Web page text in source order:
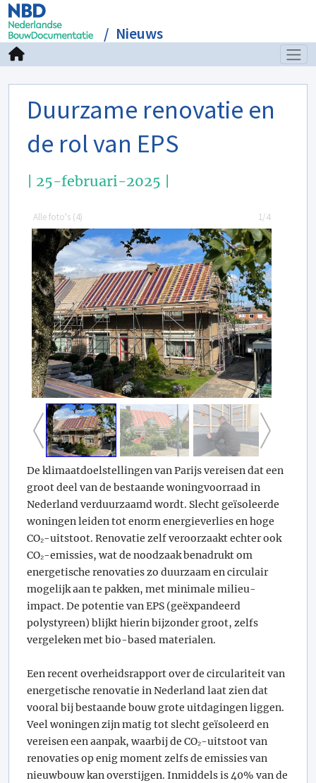
Nieuws
Duurzame renovatie en
de rol van EPS
| 25-februari-2025 |
Alle foto's (4) 1/4
De klimaatdoelstellingen van Parijs vereisen dat een
groot deel van de bestaande woningvoorraad in
Nederland verduurzaamd wordt. Slecht geïsoleerde
woningen leiden tot enorm energieverlies en hoge
CO₂-uitstoot. Renovatie zelf veroorzaakt echter ook
CO₂-emissies, wat de noodzaak benadrukt om
energetische renovaties zo duurzaam en circulair
mogelijk aan te pakken, met minimale milieu-
impact. De potentie van EPS (geëxpandeerd
polystyreen) blijkt hierin bijzonder groot, zelfs
vergeleken met bio-based materialen.
Een recent overheidsrapport over de circulariteit van
energetische renovatie in Nederland laat zien dat
vooral bij bestaande bouw grote uitdagingen liggen.
Veel woningen zijn matig tot slecht geïsoleerd en
vereisen een aanpak, waarbij de CO₂-uitstoot van
renovaties op enig moment zelfs de emissies van
nieuwbouw kan overstijgen. Inmiddels is 40% van de